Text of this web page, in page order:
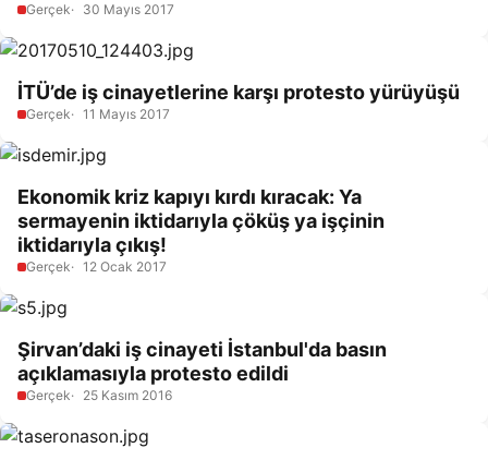
Gerçek 30 Mayıs 2017
İTÜ’de iş cinayetlerine karşı protesto yürüyüşü
Gerçek 11 Mayıs 2017
Ekonomik kriz kapıyı kırdı kıracak: Ya
sermayenin iktidarıyla çöküş ya işçinin
iktidarıyla çıkış!
Gerçek 12 Ocak 2017
Şirvan’daki iş cinayeti İstanbul'da basın
açıklamasıyla protesto edildi
Gerçek 25 Kasım 2016